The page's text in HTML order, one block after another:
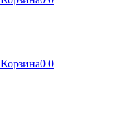
Корзина0 0